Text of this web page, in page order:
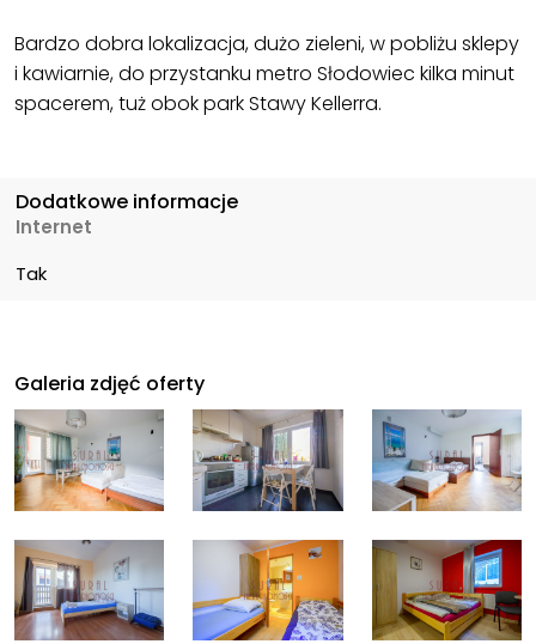
Bardzo dobra lokalizacja, dużo zieleni, w pobliżu sklepy
i kawiarnie, do przystanku metro Słodowiec kilka minut
spacerem, tuż obok park Stawy Kellerra.
Dodatkowe informacje
Internet
Tak
Galeria zdjęć oferty